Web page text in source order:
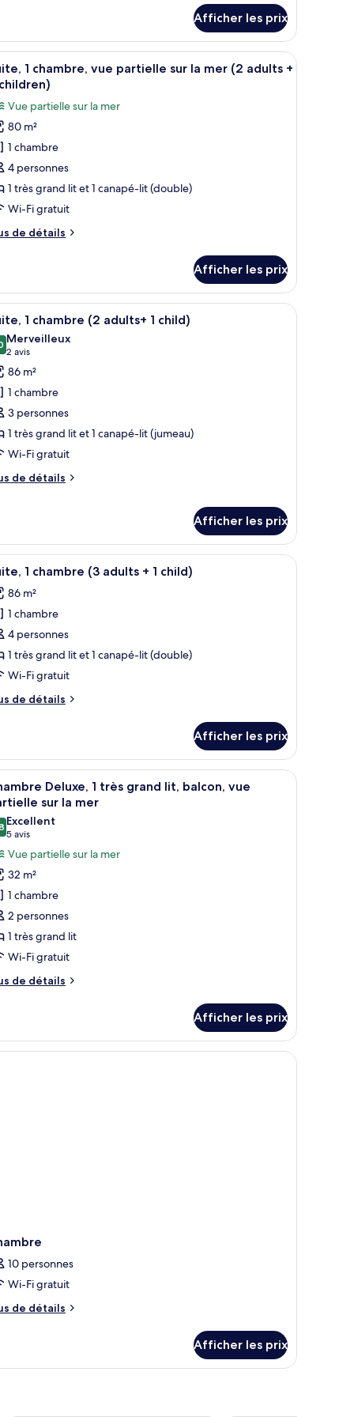
Afficher les prix
chaise, un banc, une lampe et une vue sur l’extérieur.
:
Une chambre d’hôtel avec un grand lit, une
10
1 chambre, vue partielle sur la mer (2 adults +
Vue partielle sur la mer
80 m²
1 chambre
4 personnes
1 très grand lit et 1 canapé-lit (double)
Wi-Fi gratuit
de détails
Afficher les prix
chaise, un banc, une lampe et une vue sur l’extérieur.
:
Une chambre d’hôtel avec un grand lit,
10 1 chambre (2 adults+ 1 child)
sur 10
Merveilleux
2 avis
(2 avis)
86 m²
1 chambre
3 personnes
1 très grand lit et 1 canapé-lit (jumeau)
Wi-Fi gratuit
de détails
Afficher les prix
dégagée sur l’extérieur grâce à une grande fenêtre.
deux tables de chevet avec des lampes, un banc, une chaise et une vue
:
Une chambre d’hôtel avec un grand lit,
10 1 chambre (3 adults + 1 child)
86 m²
1 chambre
4 personnes
1 très grand lit et 1 canapé-lit (double)
Wi-Fi gratuit
de détails
Afficher les prix
deux lampes de chevet, une télévision, une table à manger avec des
:
Une chambre d’hôtel avec un lit, une petite
9
Deluxe, 1 très grand lit, balcon, vue
sur la mer
sur 10
Excellent
5 avis
(5 avis)
Vue partielle sur la mer
32 m²
1 chambre
2 personnes
1 très grand lit
Wi-Fi gratuit
de détails
Afficher les prix
10 personnes
Wi-Fi gratuit
de détails
Afficher les prix